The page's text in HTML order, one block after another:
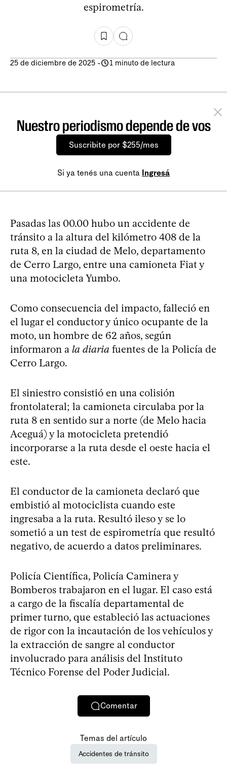
espirometría.
25 de diciembre de 2025 - 1 minuto de lectura
Nuestro periodismo depende de vos
Suscribite por $255/mes
Si ya tenés una cuenta Ingresá
Pasadas las 00.00 hubo un accidente de
tránsito a la altura del kilómetro 408 de la
ruta 8, en la ciudad de Melo, departamento
de Cerro Largo, entre una camioneta Fiat y
una motocicleta Yumbo.
Como consecuencia del impacto, falleció en
el lugar el conductor y único ocupante de la
moto, un hombre de 62 años, según
informaron a la diaria fuentes de la Policía de
Cerro Largo.
El siniestro consistió en una colisión
frontolateral; la camioneta circulaba por la
ruta 8 en sentido sur a norte (de Melo hacia
Aceguá) y la motocicleta pretendió
incorporarse a la ruta desde el oeste hacia el
este.
El conductor de la camioneta declaró que
embistió al motociclista cuando este
ingresaba a la ruta. Resultó ileso y se lo
sometió a un test de espirometría que resultó
negativo, de acuerdo a datos preliminares.
Policía Científica, Policía Caminera y
Bomberos trabajaron en el lugar. El caso está
a cargo de la fiscalía departamental de
primer turno, que estableció las actuaciones
de rigor con la incautación de los vehículos y
la extracción de sangre al conductor
involucrado para análisis del Instituto
Técnico Forense del Poder Judicial.
Comentar
Temas del artículo
Accidentes de tránsito